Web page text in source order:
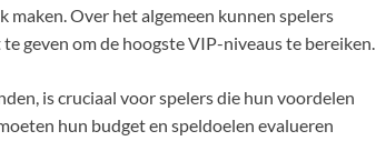
Over het algemeen kunnen spelers
geven om de hoogste VIP-niveaus te bereiken.
is cruciaal voor spelers die hun voordelen
hun budget en speldoelen evalueren